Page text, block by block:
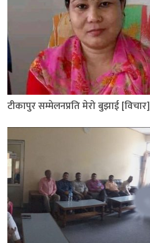
टीकापुर सम्मेलनप्रति मेरो बुझाई [विचार]